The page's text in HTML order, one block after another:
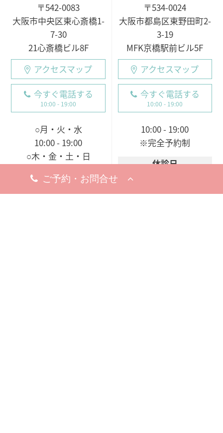
〒542-0083
大阪市中央区東心斎橋1-
7-30
21心斎橋ビル8F
アクセスマップ
今すぐ電話する
10:00 - 19:00
○月・火・水
10:00 - 19:00
○木・金・土・日
9:00 - 19:00）
※完全予約制
〒534-0024
大阪市都島区東野田町2-
3-19
MFK京橋駅前ビル5F
アクセスマップ
今すぐ電話する
10:00 - 19:00
10:00 - 19:00
※完全予約制
休診日
8月5日（水）